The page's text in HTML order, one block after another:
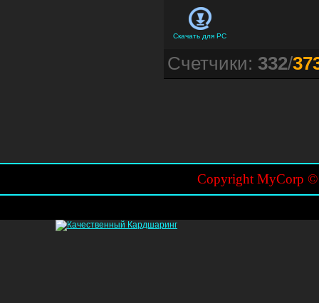
Скачать для PC
Счетчики: 332/
Copyright MyCorp